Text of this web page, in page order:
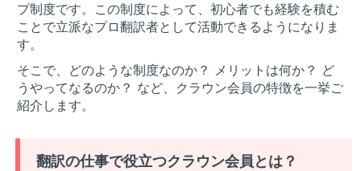
プ制度です。この制度によって、初心者でも経験を積む
ことで立派なプロ翻訳者として活動できるようになりま
す。
そこで、どのような制度なのか？ メリットは何か？ ど
うやってなるのか？ など、クラウン会員の特徴を一挙ご
紹介します。
翻訳の仕事で役立つクラウン会員とは？